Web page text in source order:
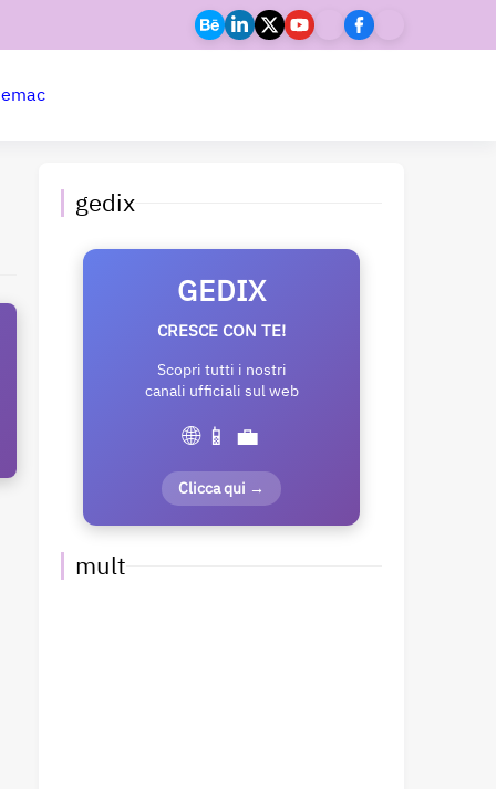
mac
gedix
GEDIX
CRESCE CON TE!
Scopri tutti i nostri
canali ufficiali sul web
🌐 📱 💼
Clicca qui →
mult